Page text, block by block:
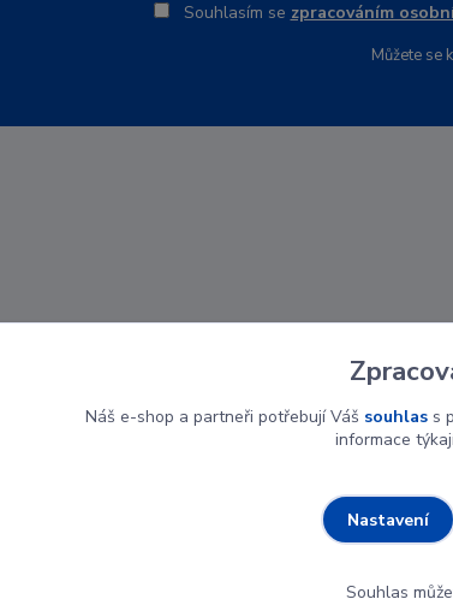
Souhlasím se zpracováním
Můžete se
Náš e-shop a partneři potřebují Váš souhlass
informace
Nastavení
Souhlas